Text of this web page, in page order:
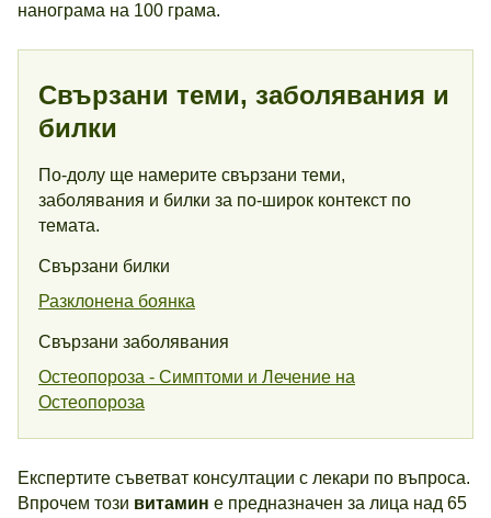
нанограма на 100 грама.
Свързани теми, заболявания и
билки
По-долу ще намерите свързани теми,
заболявания и билки за по-широк контекст по
темата.
Свързани билки
Разклонена боянка
Свързани заболявания
Остеопороза - Симптоми и Лечение на
Остеопороза
Експертите съветват консултации с лекари по въпроса.
Впрочем този витамин е предназначен за лица над 65